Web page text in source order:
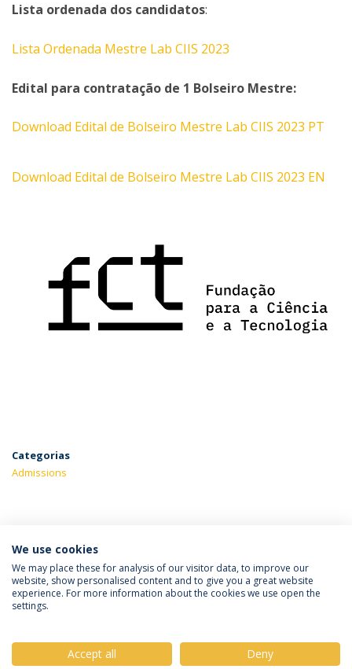
Lista ordenada dos candidatos:
Lista Ordenada Mestre Lab CIIS 2023
Edital para contratação de 1 Bolseiro Mestre:
Download Edital de Bolseiro Mestre Lab CIIS 2023 PT
Download Edital de Bolseiro Mestre Lab CIIS 2023 EN
Categorias
Admissions
ÚLTIMAS NOTÍCIAS
Política de Privacidade
Termos & Condições
We use cookies
We may place these for analysis of our visitor data, to improve our
website, show personalised content and to give you a great website
experience. For more information about the cookies we use open the
settings.
Accept all Deny